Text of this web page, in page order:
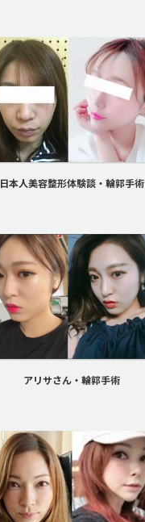
日本人美容整形体験談・輪郭手術
アリサさん・輪郭手術